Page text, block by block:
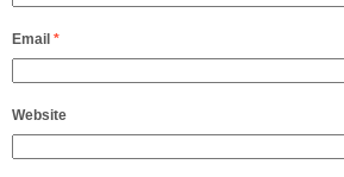
Email *
Website